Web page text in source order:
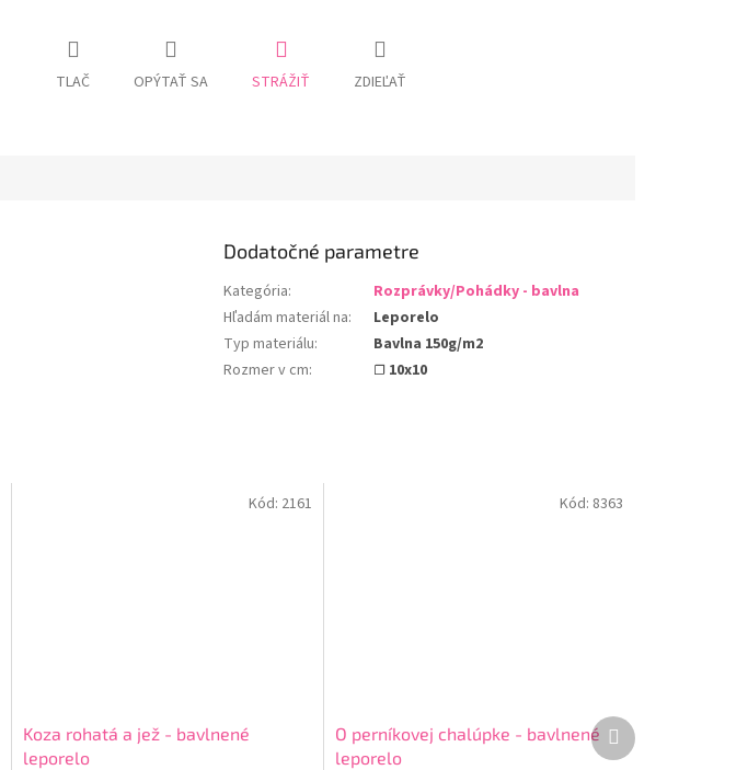
TLAČ OPÝTAŤ SA STRÁŽIŤ ZDIEĽAŤ
Koza rohatá a jež - bavlnené
leporelo
Kód: 2161
O perníkovej chalúpke - bavlnené
leporelo
Kód: 8363
Ďalší
produkt
Dodatočné parametre
Kategória:
Rozprávky/Pohádky - bavlna
Hľadám materiál na:
Leporelo
Typ materiálu:
Bavlna 150g/m2
Rozmer v cm: ☐ 10x10